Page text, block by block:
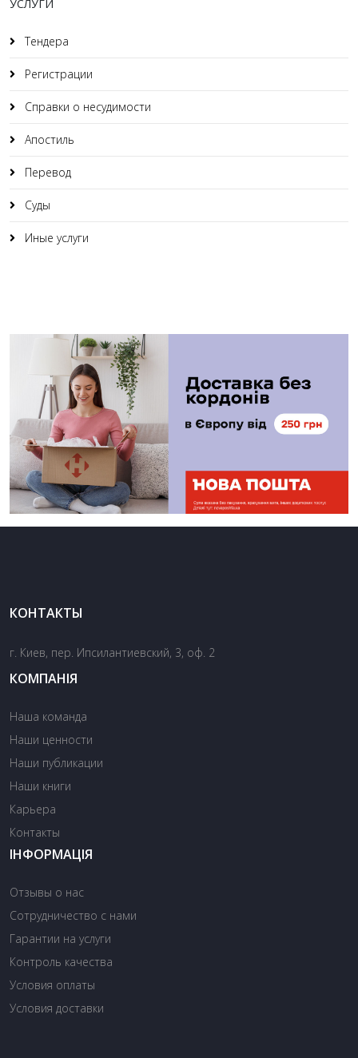
УСЛУГИ
Тендера
Регистрации
Справки о несудимости
Апостиль
Перевод
Суды
Иные услуги
КОНТАКТЫ
г. Киев, пер. Ипсилантиевский, 3, оф. 2
КОМПАНІЯ
Наша команда
Наши ценности
Наши публикации
Наши книги
Карьера
Контакты
ІНФОРМАЦІЯ
Отзывы о нас
Сотрудничество с нами
Гарантии на услуги
Контроль качества
Условия оплаты
Условия доставки